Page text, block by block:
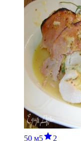
50 м5 2